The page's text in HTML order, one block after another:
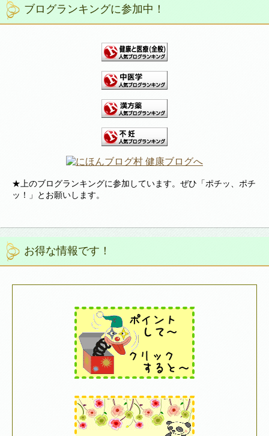
ブログランキングに参加中！
★上のブログランキングに参加しています。ぜひ「ポチッ、ポチ
ッ！」とお願いします。
お得な情報です！